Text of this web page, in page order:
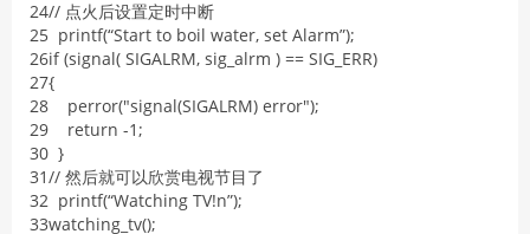
24
25
26
27
28
29
30
31
32
33
// 点火后设置定时中断
printf(“Start to boil water, set Alarm”);
if (signal( SIGALRM, sig alrm ) == SIG_ERR)
{
perror("signal(SIGALRM) error");
return -1;
}
// 然后就可以欣赏电视节目了
printf(“Watching TV!n”);
watching_tv();